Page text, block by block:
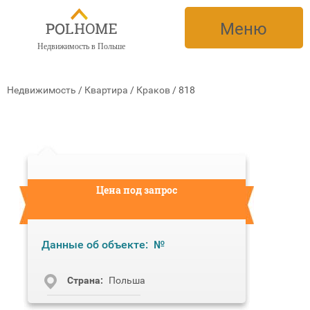
Недвижимость в Польше
Меню
Недвижимость / Квартира / Краков /818
Цена под запрос
Данные об объекте: №
Cтрана: Польша